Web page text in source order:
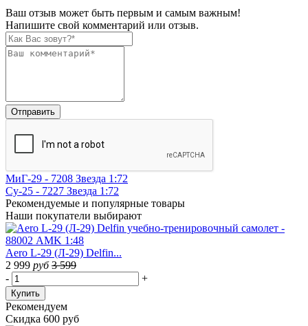
Ваш отзыв может быть первым и самым важным!
Напишите свой комментарий или отзыв.
МиГ-29 - 7208 Звезда 1:72
Су-25 - 7227 Звезда 1:72
Рекомендуемые и популярные товары
Наши покупатели выбирают
Aero L-29 (Л-29) Delfin...
2 999 руб 3 599
-
+
Купить
Рекомендуем
Скидка 600 руб